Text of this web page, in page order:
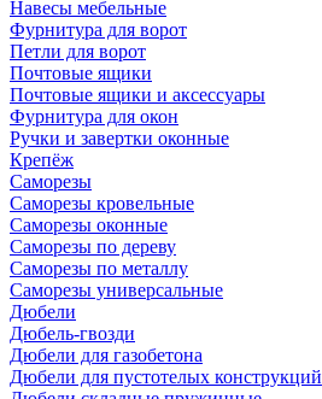
Навесы мебельные
Фурнитура для ворот
Петли для ворот
Почтовые ящики
Почтовые ящики и аксессуары
Фурнитура для окон
Ручки и завертки оконные
Крепёж
Саморезы
Саморезы кровельные
Саморезы оконные
Саморезы по дереву
Саморезы по металлу
Саморезы универсальные
Дюбели
Дюбель-гвозди
Дюбели для газобетона
Дюбели для пустотелых конструкций